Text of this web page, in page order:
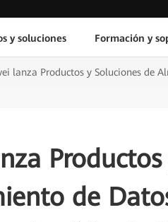
y soluciones Formación y
lanza Productos y Soluciones de
de